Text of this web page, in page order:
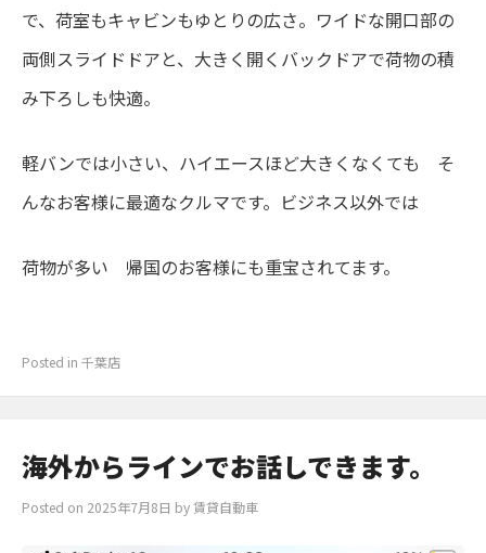
で、荷室もキャビンもゆとりの広さ。ワイドな開口部の
両側スライドドアと、大きく開くバックドアで荷物の積
み下ろしも快適。
軽バンでは小さい、ハイエースほど大きくなくても そ
んなお客様に最適なクルマです。ビジネス以外では
荷物が多い 帰国のお客様にも重宝されてます。
Posted in千葉店
海外からラインでお話しできます。
Posted on 2025年7月8日 by賃貸自動車